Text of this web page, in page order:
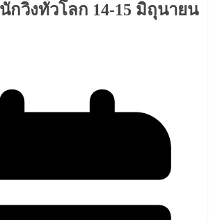
วิ่งทั่วโลก 14-15 มิถุนายน